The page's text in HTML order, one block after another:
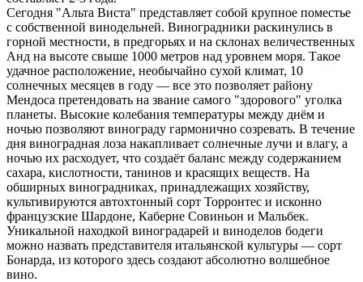
Сегодня "Альта Виста" представляет собой крупное поместье
с собственной винодельней. Виноградники раскинулись в
горной местности, в предгорьях и на склонах величественных
Анд на высоте свыше 1000 метров над уровнем моря. Такое
удачное расположение, необычайно сухой климат, 10
солнечных месяцев в году — все это позволяет району
Мендоса претендовать на звание самого "здорового" уголка
планеты. Высокие колебания температуры между днём и
ночью позволяют винограду гармонично созревать. В течение
дня виноградная лоза накапливает солнечные лучи и влагу, а
ночью их расходует, что создаёт баланс между содержанием
сахара, кислотности, танинов и красящих веществ. На
обширных виноградниках, принадлежащих хозяйству,
культивируются автохтонный сорт Торронтес и исконно
французские Шардоне, Каберне Совиньон и Мальбек.
Уникальной находкой виноградарей и виноделов бодеги
можно назвать представителя итальянской культуры — сорт
Бонарда, из которого здесь создают абсолютно волшебное
вино.